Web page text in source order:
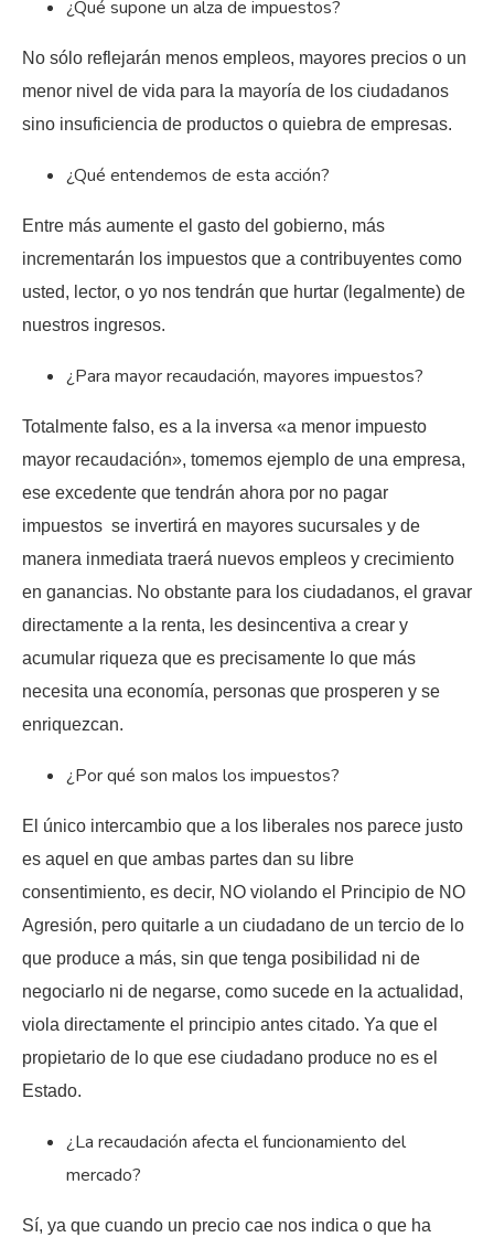
¿Qué supone un alza de impuestos?
No sólo reflejarán menos empleos, mayores precios o un
menor nivel de vida para la mayoría de los ciudadanos
sino insuficiencia de productos o quiebra de empresas.
¿Qué entendemos de esta acción?
Entre más aumente el gasto del gobierno, más
incrementarán los impuestos que a contribuyentes como
usted, lector, o yo nos tendrán que hurtar (legalmente) de
nuestros ingresos.
¿Para mayor recaudación, mayores impuestos?
Totalmente falso, es a la inversa «a menor impuesto
mayor recaudación», tomemos ejemplo de una empresa,
ese excedente que tendrán ahora por no pagar
impuestos se invertirá en mayores sucursales y de
manera inmediata traerá nuevos empleos y crecimiento
en ganancias. No obstante para los ciudadanos, el gravar
directamente a la renta, les desincentiva a crear y
acumular riqueza que es precisamente lo que más
necesita una economía, personas que prosperen y se
enriquezcan.
¿Por qué son malos los impuestos?
El único intercambio que a los liberales nos parece justo
es aquel en que ambas partes dan su libre
consentimiento, es decir, NO violando el Principio de NO
Agresión, pero quitarle a un ciudadano de un tercio de lo
que produce a más, sin que tenga posibilidad ni de
negociarlo ni de negarse, como sucede en la actualidad,
viola directamente el principio antes citado. Ya que el
propietario de lo que ese ciudadano produce no es el
Estado.
¿La recaudación afecta el funcionamiento del
mercado?
Sí, ya que cuando un precio cae nos indica o que ha